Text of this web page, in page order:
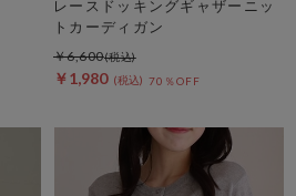
レースドッキングギャザーニッ
トカーディガン
￥1,980 70％OFF
￥6,600